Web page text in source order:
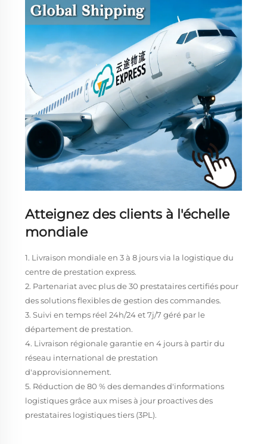
Atteignez des clients à l'échelle
mondiale
1. Livraison mondiale en 3 à 8 jours via la logistique du
centre de prestation express.
2. Partenariat avec plus de 30 prestataires certifiés pour
des solutions flexibles de gestion des commandes.
3. Suivi en temps réel 24h/24 et 7j/7 géré par le
département de prestation.
4. Livraison régionale garantie en 4 jours à partir du
réseau international de prestation
d'approvisionnement.
5. Réduction de 80 % des demandes d'informations
logistiques grâce aux mises à jour proactives des
prestataires logistiques tiers (3PL).